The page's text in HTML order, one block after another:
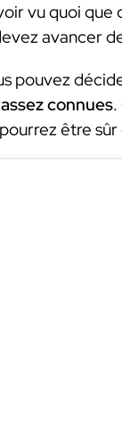
vu quoi
avancer
pouvez
assez connues
être